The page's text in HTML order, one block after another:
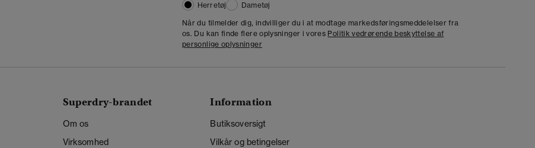
Herretøj
Dametøj
Når du tilmelder dig, indvilliger du i at modtage markedsføringsmeddelelser fra
os. Du kan finde flere oplysninger i vores Politik vedrørende beskyttelse af
personlige oplysninger
Superdry-brandet
Om os
Virksomhed
Information
Butiksoversigt
Vilkår og betingelser